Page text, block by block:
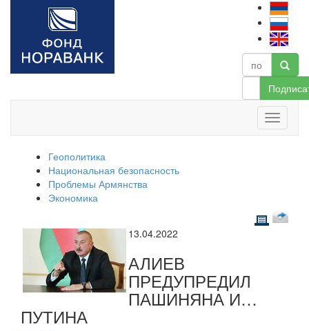
Геополитика
Национальная безопасность
Проблемы Армянства
Экономика
13.04.2022
АЛИЕВ
ПРЕДУПРЕДИЛ
ПАШИНЯНА И…
ПУТИНА